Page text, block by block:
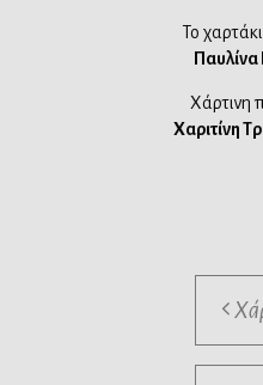
Το
Χάρτινη
Χαριτίνη